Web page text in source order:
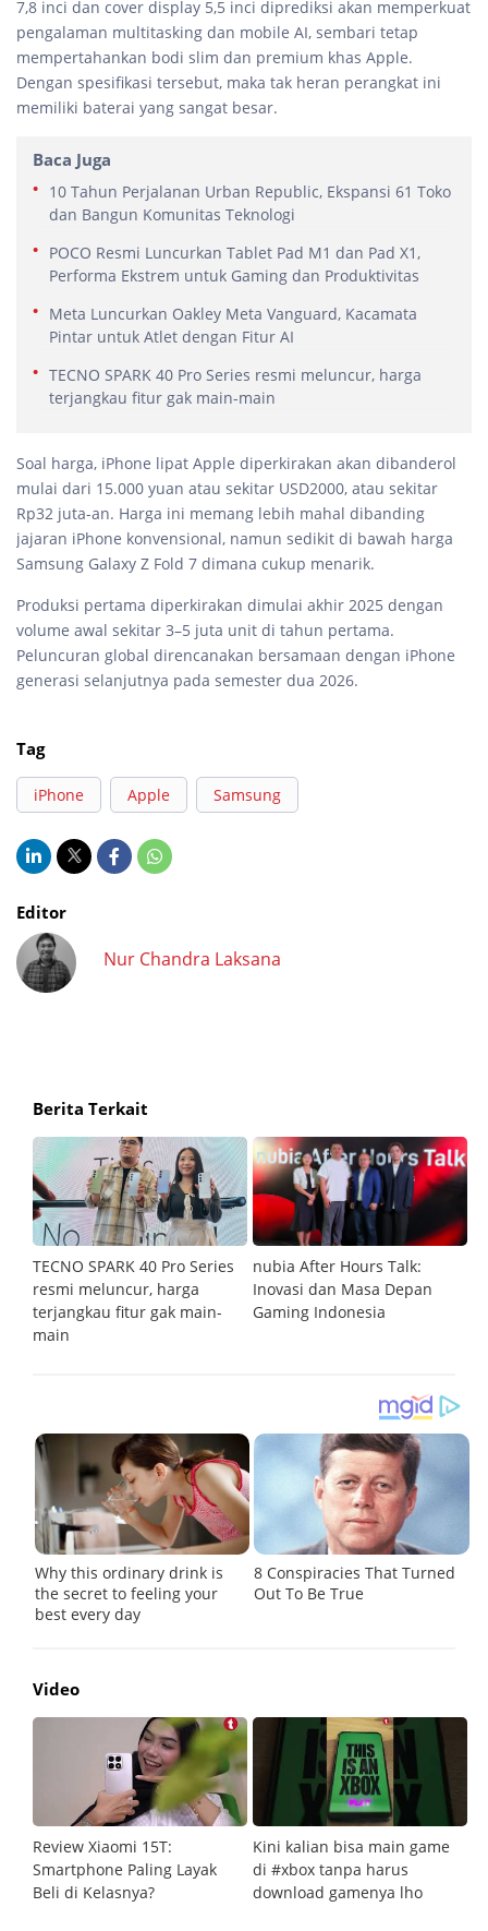
7,8 inci dan cover display 5,5 inci diprediksi akan memperkuat
pengalaman multitasking dan mobile AI, sembari tetap
mempertahankan bodi slim dan premium khas Apple.
Dengan spesifikasi tersebut, maka tak heran perangkat ini
memiliki baterai yang sangat besar.
Baca Juga
10 Tahun Perjalanan Urban Republic, Ekspansi 61 Toko
dan Bangun Komunitas Teknologi
POCO Resmi Luncurkan Tablet Pad M1 dan Pad X1,
Performa Ekstrem untuk Gaming dan Produktivitas
Meta Luncurkan Oakley Meta Vanguard, Kacamata
Pintar untuk Atlet dengan Fitur AI
TECNO SPARK 40 Pro Series resmi meluncur, harga
terjangkau fitur gak main-main
Soal harga, iPhone lipat Apple diperkirakan akan dibanderol
mulai dari 15.000 yuan atau sekitar USD2000, atau sekitar
Rp32 juta-an. Harga ini memang lebih mahal dibanding
jajaran iPhone konvensional, namun sedikit di bawah harga
Samsung Galaxy Z Fold 7 dimana cukup menarik.
Produksi pertama diperkirakan dimulai akhir 2025 dengan
volume awal sekitar 3–5 juta unit di tahun pertama.
Peluncuran global direncanakan bersamaan dengan iPhone
generasi selanjutnya pada semester dua 2026.
Tag
iPhone Apple Samsung
Editor
Nur Chandra Laksana
Berita Terkait
TECNO SPARK 40 Pro Series
resmi meluncur, harga
terjangkau fitur gak main-
main
nubia After Hours Talk:
Inovasi dan Masa Depan
Gaming Indonesia
Video
Review Xiaomi 15T:
Smartphone Paling Layak
Beli di Kelasnya?
Kini kalian bisa main game
di #xbox tanpa harus
download gamenya lho